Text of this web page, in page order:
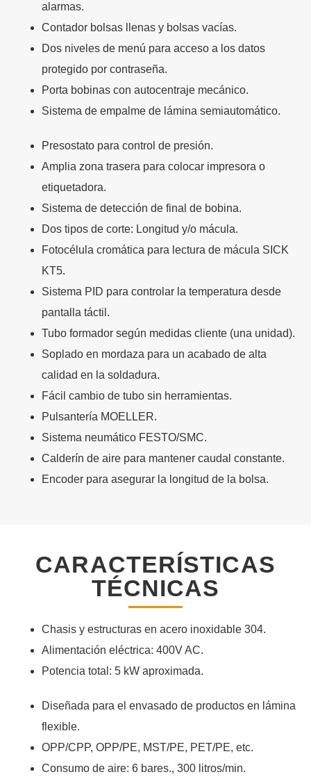
alarmas.
Contador bolsas llenas y bolsas vacías.
Dos niveles de menú para acceso a los datos
protegido por contraseña.
Porta bobinas con autocentraje mecánico.
Sistema de empalme de lámina semiautomático.
Presostato para control de presión.
Amplia zona trasera para colocar impresora o
etiquetadora.
Sistema de detección de final de bobina.
Dos tipos de corte: Longitud y/o mácula.
Fotocélula cromática para lectura de mácula SICK
KT5.
Sistema PID para controlar la temperatura desde
pantalla táctil.
Tubo formador según medidas cliente (una unidad).
Soplado en mordaza para un acabado de alta
calidad en la soldadura.
Fácil cambio de tubo sin herramientas.
Pulsantería MOELLER.
Sistema neumático FESTO/SMC.
Calderín de aire para mantener caudal constante.
Encoder para asegurar la longitud de la bolsa.
CARACTERÍSTICAS
TÉCNICAS
Chasis y estructuras en acero inoxidable 304.
Alimentación eléctrica: 400V AC.
Potencia total: 5 kW aproximada.
Diseñada para el envasado de productos en lámina
flexible.
OPP/CPP, OPP/PE, MST/PE, PET/PE, etc.
Consumo de aire: 6 bares., 300 litros/min.